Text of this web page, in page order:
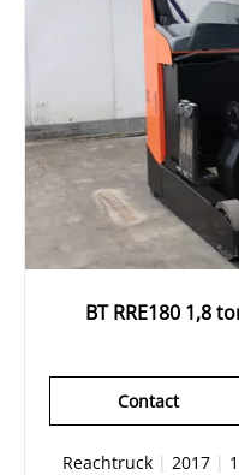
BT RRE180 1,8
Contact
Reachtruck| 2017|